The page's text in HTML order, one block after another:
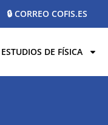
🔒 CORREO COFIS.ES
ESTUDIOS DE FÍSICA